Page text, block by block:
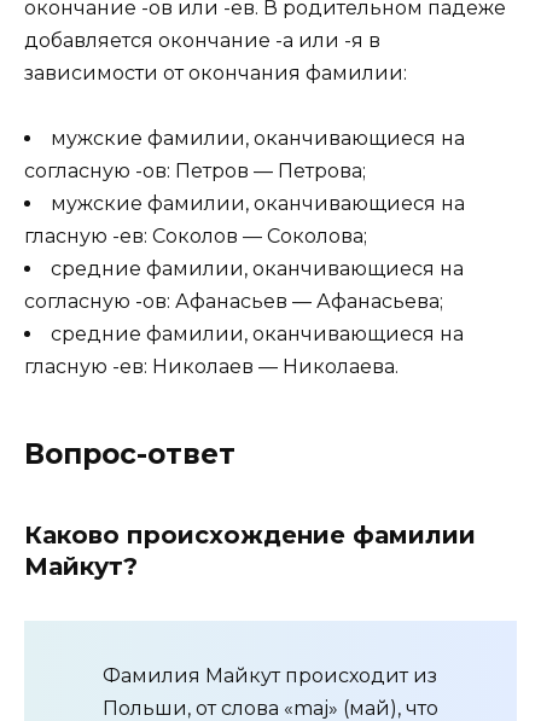
окончание -ов или -ев. В родительном падеже
добавляется окончание -а или -я в
зависимости от окончания фамилии:
мужские фамилии, оканчивающиеся на
согласную -ов: Петров — Петрова;
мужские фамилии, оканчивающиеся на
гласную -ев: Соколов — Соколова;
средние фамилии, оканчивающиеся на
согласную -ов: Афанасьев — Афанасьева;
средние фамилии, оканчивающиеся на
гласную -ев: Николаев — Николаева.
Вопрос-ответ
Каково происхождение фамилии
Майкут?
Фамилия Майкут происходит из
Польши, от слова «maj» (май), что